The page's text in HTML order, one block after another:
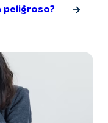
peligroso?